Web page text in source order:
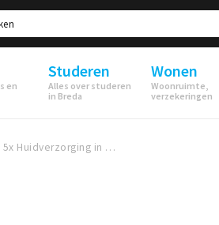
en
Studeren
Alles over studeren
in Breda
Wonen
Woonruimte,
verzekeringen
5x Huidverzorging in Breda